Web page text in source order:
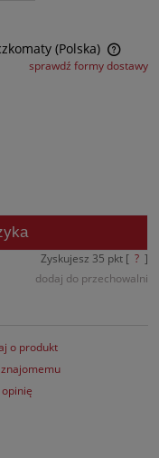
(Polska)
sprawdź formy dostawy
Zyskujesz 35 pkt [ ? ]
dodaj do przechowalni
o produkt